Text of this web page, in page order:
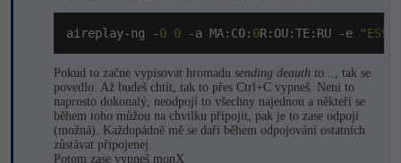
aireplay-ng -0 0 -a MA:C0: 0R:OU:TE:RU -e
Pokud to začne vypisovat hromadu sending deauth to...
, tak se
povedlo. Až budeš chtít, tak to přes Ctrl+C vypneš. Neni to
naprosto dokonalý, neodpojí to všechny najednou a někteří se
během toho můžou na chvilku připojit, pak je to zase odpojí
(možná). Každopádně mě se daří během odpojování ostatních
zůstávat připojenej.
Potom zase vypneš monX